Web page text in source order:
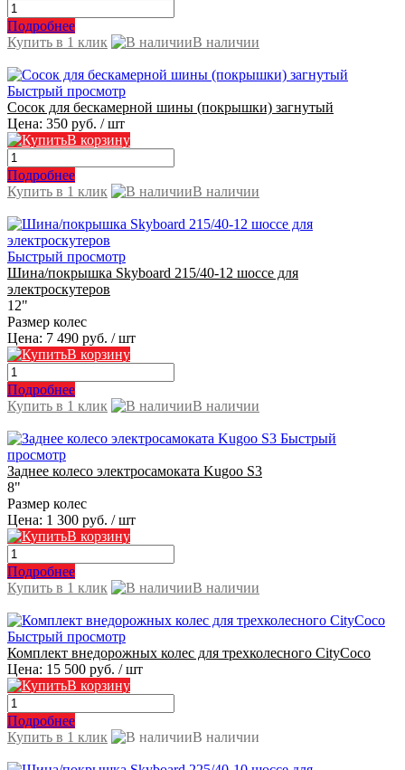
Подробнее
Купить в 1 клик
В наличии
Быстрый просмотр
Сосок для бескамерной шины (покрышки) загнутый
Цена: 350 руб. / шт
В корзину
Подробнее
Купить в 1 клик
В наличии
Быстрый просмотр
Шина/покрышка Skyboard 215/40-12 шоссе для
электроскутеров
12"
Размер колес
Цена: 7 490 руб. / шт
В корзину
Подробнее
Купить в 1 клик
В наличии
Быстрый
просмотр
Заднее колесо электросамоката Kugoo S3
8"
Размер колес
Цена: 1 300 руб. / шт
В корзину
Подробнее
Купить в 1 клик
В наличии
Быстрый просмотр
Комплект внедорожных колес для трехколесного CityCoco
Цена: 15 500 руб. / шт
В корзину
Подробнее
Купить в 1 клик
В наличии